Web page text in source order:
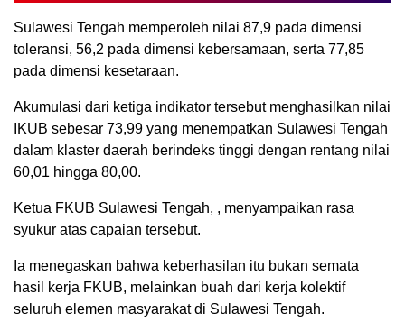
Sulawesi Tengah memperoleh nilai 87,9 pada dimensi
toleransi, 56,2 pada dimensi kebersamaan, serta 77,85
pada dimensi kesetaraan.
Akumulasi dari ketiga indikator tersebut menghasilkan nilai
IKUB sebesar 73,99 yang menempatkan Sulawesi Tengah
dalam klaster daerah berindeks tinggi dengan rentang nilai
60,01 hingga 80,00.
Ketua FKUB Sulawesi Tengah, , menyampaikan rasa
syukur atas capaian tersebut.
Ia menegaskan bahwa keberhasilan itu bukan semata
hasil kerja FKUB, melainkan buah dari kerja kolektif
seluruh elemen masyarakat di Sulawesi Tengah.